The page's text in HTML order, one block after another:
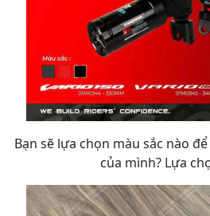
Bạn sẽ lựa chọn màu sắc nào
của mình? Lựa